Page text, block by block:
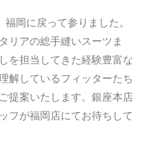
岡に戻って参りました。
リアの総手縫いスーツま
を担当してきた経験豊富な
解しているフィッターたち
提案いたします。銀座本店
フが福岡店にてお待ちして